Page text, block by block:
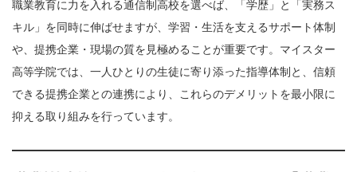
職業教育に力を入れる通信制高校を選べば、「学歴」と「実務ス
キル」を同時に伸ばせますが、学習・生活を支えるサポート体制
や、提携企業・現場の質を見極めることが重要です。マイスター
高等学院では、一人ひとりの生徒に寄り添った指導体制と、信頼
できる提携企業との連携により、これらのデメリットを最小限に
抑える取り組みを行っています。